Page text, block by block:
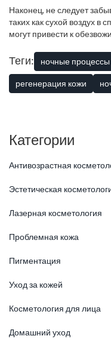
молодость и здоровье. Не
ночной уход за кожей,
свежими, как и лицо.
Наконец, не следует
таких как сухой воздух в
могут привести к
поддерживать
внимание к ночному
состояние вашей кожи,
сияющей.
Теги: ночные процессы
регенерация кожи
Категории
Антивозрастная
Эстетическая
Лазерная косметология
Проблемная кожа
Пигментация
Уход за кожей
Косметология для лица
Домашний уход